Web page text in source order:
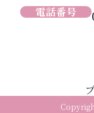
電話番号